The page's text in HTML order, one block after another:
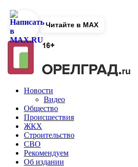
Новости
Видео
Общество
Происшествия
ЖКХ
Строительство
СВО
Рекомендуем
Об издании
Читайте в MAX